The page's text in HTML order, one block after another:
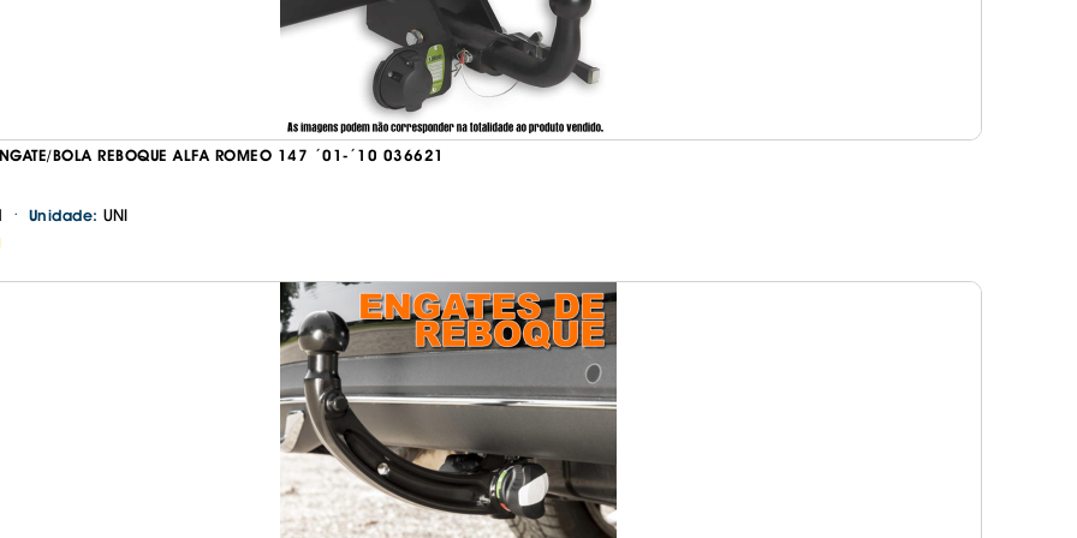
ALCATIFA
BORRACHA
BORRACHA
BOLA REBOQUE ALFA ROMEO 147 ´01-´10 036621
· Unidade: UNI